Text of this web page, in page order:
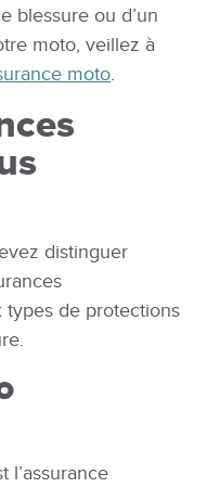
blessure ou d’un
moto, veillez à
moto.
distinguer
types de protections
l’assurance